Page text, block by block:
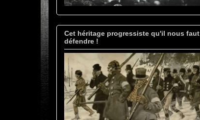
Cet héritage progressiste qu'il nous faut
défendre !